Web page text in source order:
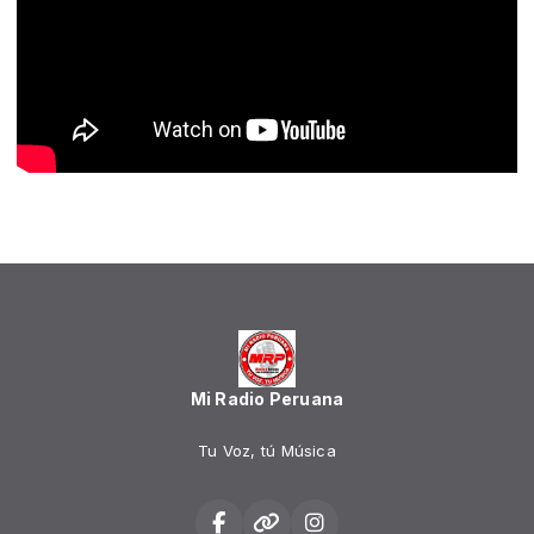
Mi Radio Peruana
Tu Voz, tú Música